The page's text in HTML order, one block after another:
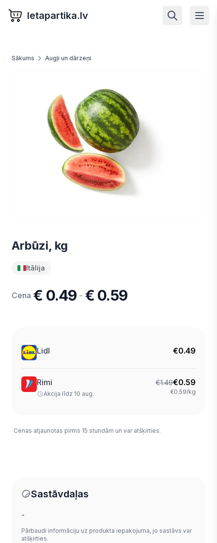
letapartika.lv
Sākums Augļi un dārzeņi
Arbūzi, kg
Itālija
Cena € 0.49 - € 0.59
Lidl €0.49
Rimi
Akcija līdz 10 aug.
€1.49€0.59
€0.59/kg
Cenas atjaunotas pirms 15 stundām un var atšķirties.
Sastāvdaļas
-
Pārbaudi informāciju uz produkta iepakojuma, jo sastāvs var
atšķirties.